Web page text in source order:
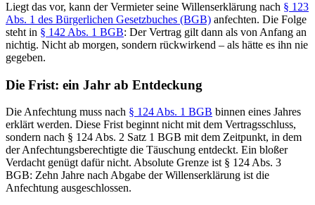
Liegt das vor, kann der Vermieter seine Willenserklärung nach § 123
Abs. 1 des Bürgerlichen Gesetzbuches (BGB) anfechten. Die Folge
steht in § 142 Abs. 1 BGB: Der Vertrag gilt dann als von Anfang an
nichtig. Nicht ab morgen, sondern rückwirkend – als hätte es ihn nie
gegeben.
Die Frist: ein Jahr ab Entdeckung
Die Anfechtung muss nach § 124 Abs. 1 BGB binnen eines Jahres
erklärt werden. Diese Frist beginnt nicht mit dem Vertragsschluss,
sondern nach § 124 Abs. 2 Satz 1 BGB mit dem Zeitpunkt, in dem
der Anfechtungsberechtigte die Täuschung entdeckt. Ein bloßer
Verdacht genügt dafür nicht. Absolute Grenze ist § 124 Abs. 3
BGB: Zehn Jahre nach Abgabe der Willenserklärung ist die
Anfechtung ausgeschlossen.